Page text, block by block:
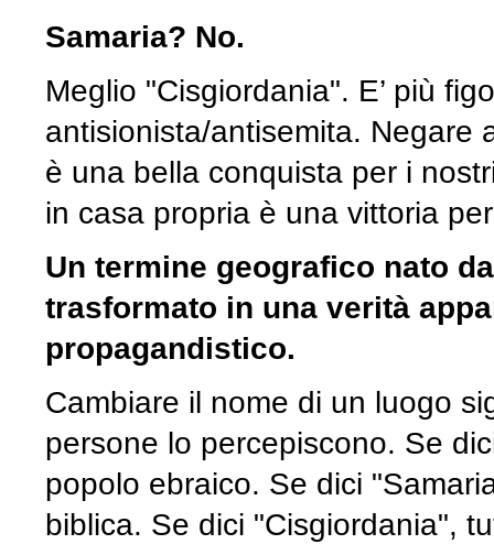
Samaria? No.
Meglio "Cisgiordania". E’ più
antisionista/antisemita. Negare
è una bella conquista per i
in casa propria è una vittoria
Un termine geografico nato
trasformato in una verità
propagandistico.
Cambiare il nome di un luogo
persone lo percepiscono. Se
popolo ebraico. Se dici
biblica. Se dici "Cisgiordania",